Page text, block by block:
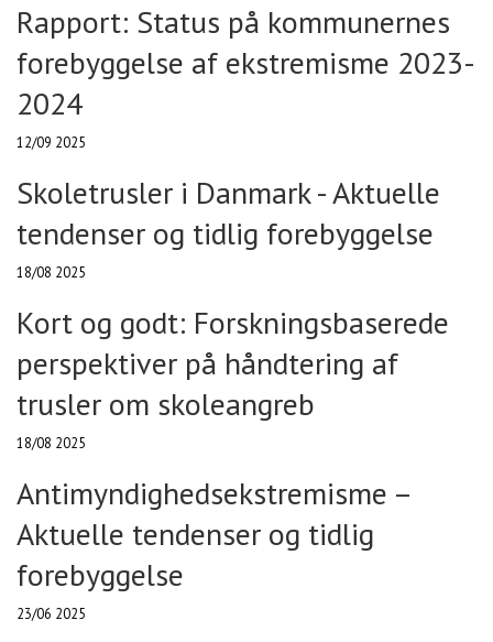
Rapport: Status på kommunernes
forebyggelse af ekstremisme 2023-
2024
12/09 2025
Skoletrusler i Danmark - Aktuelle
tendenser og tidlig forebyggelse
18/08 2025
Kort og godt: Forskningsbaserede
perspektiver på håndtering af
trusler om skoleangreb
18/08 2025
Antimyndighedsekstremisme –
Aktuelle tendenser og tidlig
forebyggelse
23/06 2025